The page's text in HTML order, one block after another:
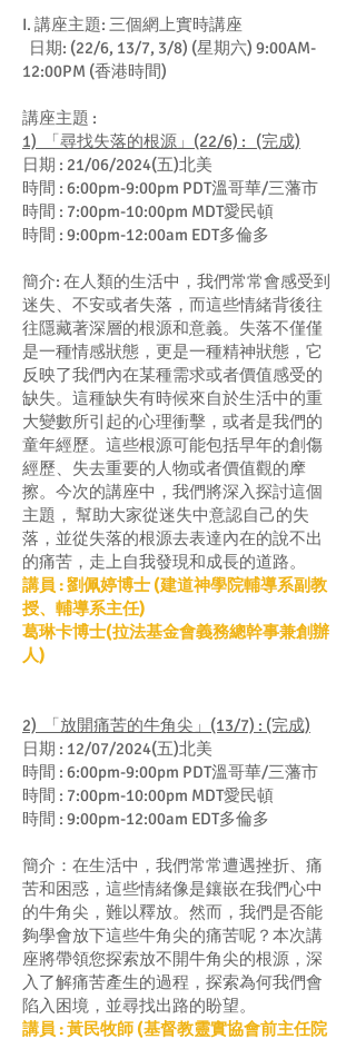
I. 講座主題: 三個網上實時講座
日期: (22/6, 13/7, 3/8) (星期六) 9:00AM-
12:00PM (香港時間)
講座主題 :
1) 「尋找失落的根源」(22/6) : (完成)
日期 : 21/06/2024(五)北美
時間 : 6:00pm-9:00pm PDT溫哥華/三藩市
時間 : 7:00pm-10:00pm MDT愛民頓
時間 : 9:00pm-12:00am EDT多倫多
簡介: 在人類的生活中，我們常常會感受到
迷失、不安或者失落，而這些情緒背後往
往隱藏著深層的根源和意義。失落不僅僅
是一種情感狀態，更是一種精神狀態，它
反映了我們內在某種需求或者價值感受的
缺失。這種缺失有時候來自於生活中的重
大變數所引起的心理衝擊，或者是我們的
童年經歷。這些根源可能包括早年的創傷
經歷、失去重要的人物或者價值觀的摩
擦。今次的講座中，我們將深入探討這個
主題， 幫助大家從迷失中意認自己的失
落，並從失落的根源去表達內在的說不出
的痛苦，走上自我發現和成長的道路。
講員 : 劉佩婷博士 (建道神學院輔導系副教
授、輔導系主任)
葛琳卡博士(拉法基金會義務總幹事兼創辦
人)
2) 「放開痛苦的牛角尖」(13/7) : (完成)
日期 : 12/07/2024(五)北美
時間 : 6:00pm-9:00pm PDT溫哥華/三藩市
時間 : 7:00pm-10:00pm MDT愛民頓
時間 : 9:00pm-12:00am EDT多倫多
簡介：在生活中，我們常常遭遇挫折、痛
苦和困惑，這些情緒像是鑲嵌在我們心中
的牛角尖，難以釋放。然而，我們是否能
夠學會放下這些牛角尖的痛苦呢？本次講
座將帶領您探索放不開牛角尖的根源，深
入了解痛苦產生的過程，探索為何我們會
陷入困境，並尋找出路的盼望。
講員 :黃民牧師 (基督教靈實協會前主任院